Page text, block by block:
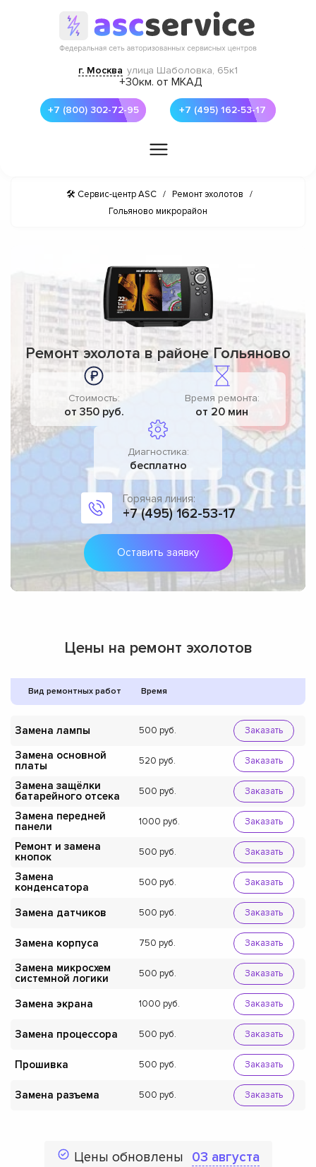
г. Москва улица Шаболовка, 65к1
+30км. от МКАД
+7 (800) 302-72-95 +7 (495) 162-53-17
🛠 Сервис-центр ASC / Ремонт эхолотов
/
Гольяново микрорайон
Ремонт эхолота в районе Гольяново
Стоимость:
от 350 руб.
Время ремонта:
от 20 мин
Диагностика:
бесплатно
Горячая линия:
+7 (495) 162-53-17
Оставить заявку
Цены на ремонт эхолотов
Вид ремонтных работ Время
Замена лампы 500 Заказать
Замена основной
платы
520 Заказать
Замена защёлки
батарейного отсека
500 Заказать
Замена передней
панели
1000 Заказать
Ремонт и замена
кнопок
500 Заказать
Замена
конденсатора
500 Заказать
Замена датчиков 500 Заказать
Замена корпуса 750 Заказать
Замена микросхем
системной логики
500 Заказать
Замена экрана 1000 Заказать
Замена процессора 500 Заказать
Прошивка 500 Заказать
Замена разъема 500 Заказать
Цены обновлены 03 августа